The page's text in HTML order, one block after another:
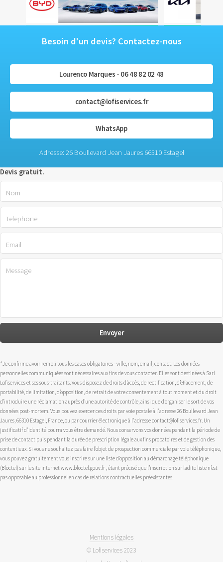
Besoin d'un devis? Contactez-nous
Lourenco Marques - 06 48 82 02 48
contact@lofiservices.fr
WhatsApp
Adresse: 26 Boullevard Jean Jaures 66310 Estagel
Devis gratuit.
*Je confirme avoir rempli tous les cases obligatoires - ville, nom, email, contact. Les données
personnelles communiquées sont nécessaires aux fins de vous contacter. Elles sont destinées à Sarl
Lofiservices et ses sous-traitants. Vous disposez de droits d’accès, de rectification, d’effacement, de
portabilité, de limitation, d’opposition, de retrait de votre consentement à tout moment et du droit
d’introduire une réclamation auprès d’une autorité de contrôle, ainsi que d’organiser le sort de vos
données post-mortem. Vous pouvez exercer ces droits par voie postale à l'adresse 26 Boullevard Jean
Jaures, 66310 Estagel, France, ou par courrier électronique à l'adresse contact@lofiservices.fr. Un
justificatif d'identité pourra vous être demandé. Nous conservons vos données pendant la période de
prise de contact puis pendant la durée de prescription légale aux fins probatoires et de gestion des
contentieux. Si vous ne souhaitez pas faire l’objet de prospection commerciale par voie téléphonique,
vous pouvez gratuitement vous inscrire sur une liste d’opposition au démarchage téléphonique
(Bloctel) sur le site internet www.bloctel.gouv.fr , étant précisé que l’inscription sur ladite liste n’est
pas opposable au professionnel en cas de relations contractuelles préexistantes.
Mentions légales
© Lofiservices 2023